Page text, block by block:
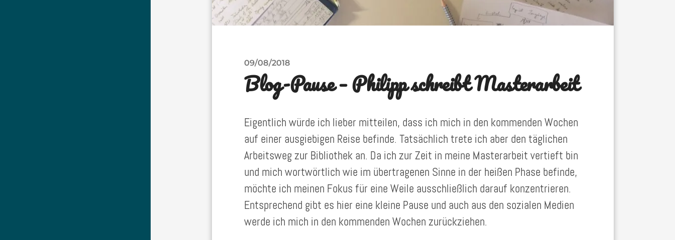
09/08/2018
Blog-Pause – Philipp schreibt Masterarbeit
Eigentlich würde ich lieber mitteilen, dass ich mich in den kommenden Wochen
auf einer ausgiebigen Reise befinde. Tatsächlich trete ich aber den täglichen
Arbeitsweg zur Bibliothek an. Da ich zur Zeit in meine Masterarbeit vertieft bin
und mich wortwörtlich wie im übertragenen Sinne in der heißen Phase befinde,
möchte ich meinen Fokus für eine Weile ausschließlich darauf konzentrieren.
Entsprechend gibt es hier eine kleine Pause und auch aus den sozialen Medien
werde ich mich in den kommenden Wochen zurückziehen.